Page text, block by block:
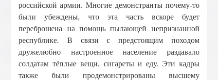
российской армии. Многие демонстранты почему-то
были убеждены, что эта часть вскоре будет
переброшена на помощь пылающей непризнанной
республике. В связи с предстоящим походом
дружелюбно настроенное население раздавало
солдатам тёплые вещи, сигареты и еду. Эти кадры
также были продемонстрированы высшему